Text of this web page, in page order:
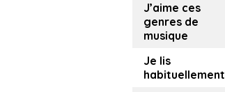
J’aime ces
genres de
musique
Je lis
habituellement